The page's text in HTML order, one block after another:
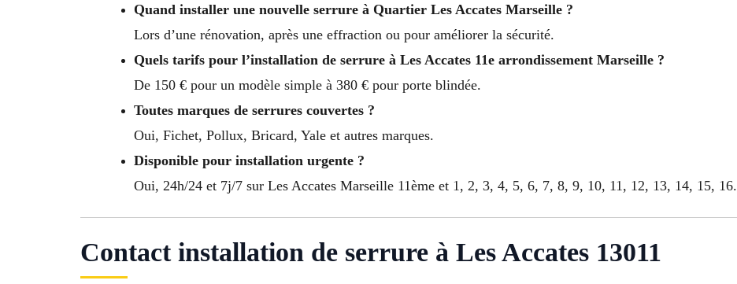
Quand installer une nouvelle serrure à Quartier Les Accates Marseille ?
Lors d’une rénovation, après une effraction ou pour améliorer la sécurité.
Quels tarifs pour l’installation de serrure à Les Accates 11e arrondissement Marseille ?
De 150 € pour un modèle simple à 380 € pour porte blindée.
Toutes marques de serrures couvertes ?
Oui, Fichet, Pollux, Bricard, Yale et autres marques.
Disponible pour installation urgente ?
Oui, 24h/24 et 7j/7 sur Les Accates Marseille 11ème et 1, 2, 3, 4, 5, 6, 7, 8, 9, 10, 11, 12, 13, 14, 15, 16.
Contact installation de serrure à Les Accates 13011